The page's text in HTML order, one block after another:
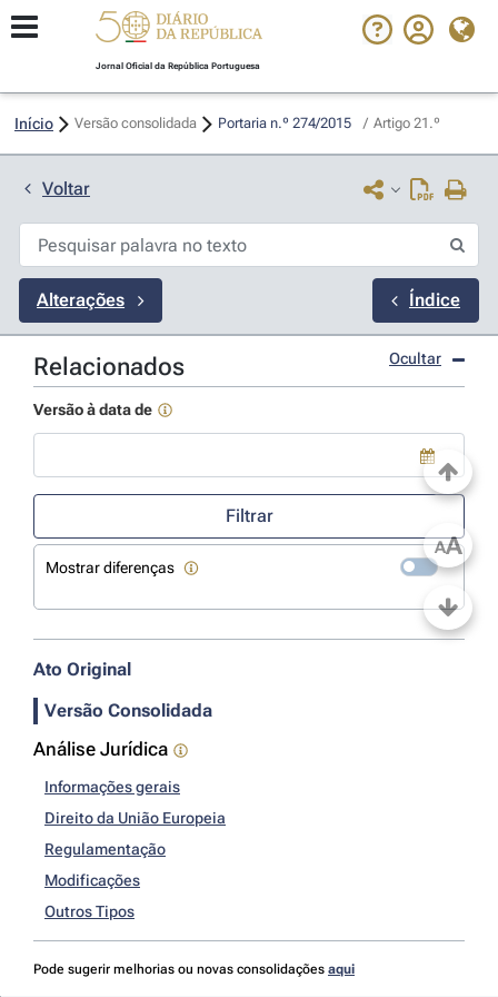
Jornal Oficial da República Portuguesa
Início Versão consolidada Portaria n.º 274/2015 / Artigo 21.º
Voltar
Alterações Índice
Relacionados Ocultar
Versão à data de
Use a tecla de seta para baixo para abrir o calendário; Use as
Filtrar
Mostrar diferenças
Ato Original
Versão Consolidada
Análise Jurídica
Informações gerais
Direito da União Europeia
Regulamentação
Modificações
Outros Tipos
Pode sugerir melhorias ou novas consolidações aqui
AA